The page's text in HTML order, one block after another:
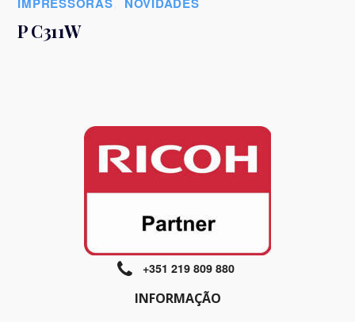
P C311W
+351 219 809 880
INFORMAÇÃO